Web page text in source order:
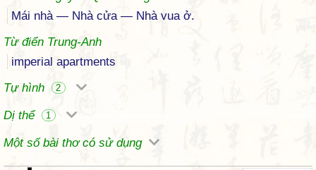
Mái nhà — Nhà cửa — Nhà vua ở.
Từ điển Trung-Anh
imperial apartments
Tự hình
2
Dị thể 1
Một số bài thơ có sử dụng